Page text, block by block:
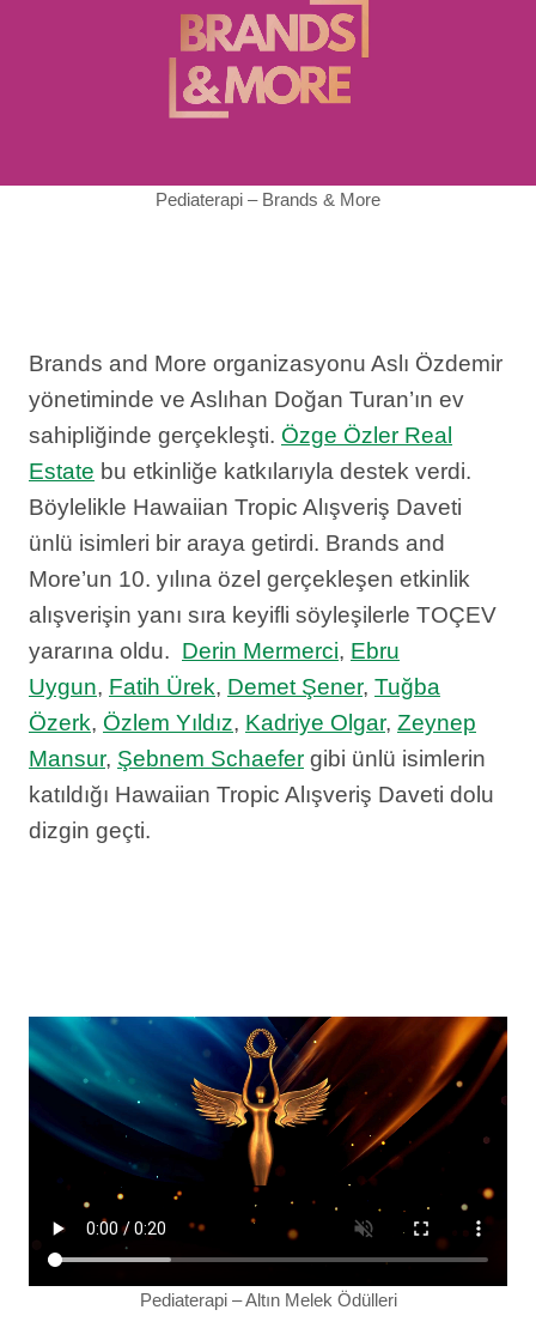
Pediaterapi – Brands & More
Brands and More organizasyonu Aslı Özdemir
yönetiminde ve Aslıhan Doğan Turan’ın ev
sahipliğinde gerçekleşti. Özge Özler Real
Estate bu etkinliğe katkılarıyla destek verdi.
Böylelikle Hawaiian Tropic Alışveriş Daveti
ünlü isimleri bir araya getirdi. Brands and
More’un 10. yılına özel gerçekleşen etkinlik
alışverişin yanı sıra keyifli söyleşilerle TOÇEV
yararına oldu. Derin Mermerci, Ebru
Uygun, Fatih Ürek, Demet Şener, Tuğba
Özerk, Özlem Yıldız, Kadriye Olgar, Zeynep
Mansur, Şebnem Schaefer gibi ünlü isimlerin
katıldığı Hawaiian Tropic Alışveriş Daveti dolu
dizgin geçti.
Pediaterapi – Altın Melek Ödülleri